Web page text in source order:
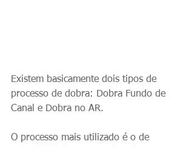
Existem basicamente dois tipos de
processo de dobra: Dobra Fundo de
Canal e Dobra no AR.
O processo mais utilizado é o de